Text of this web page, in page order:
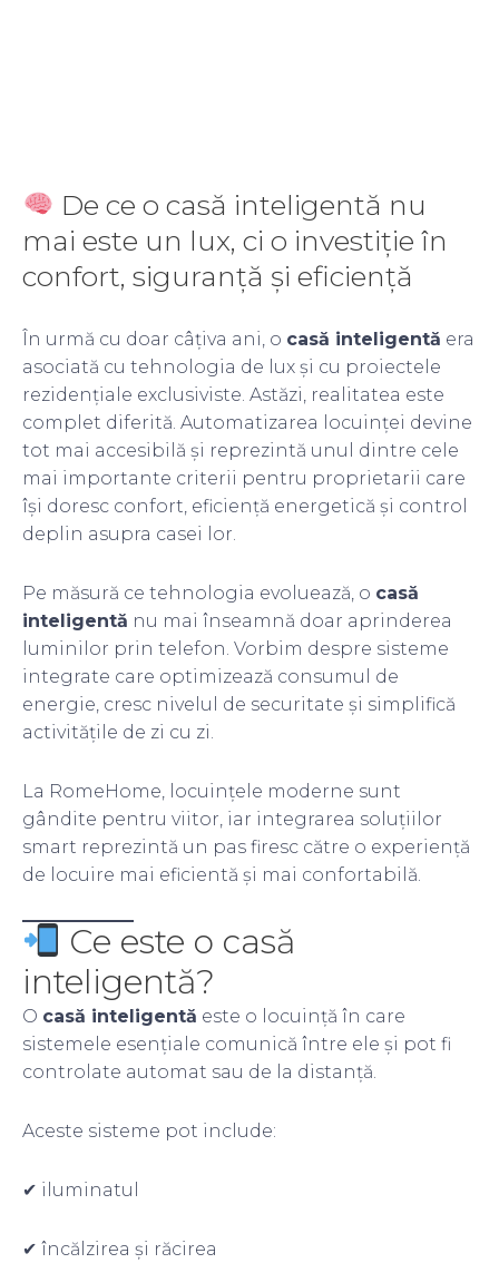
De ce o casă inteligentă nu
mai este un lux, ci o investiție în
confort, siguranță și eficiență
În urmă cu doar câțiva ani, o casă inteligentă era
asociată cu tehnologia de lux și cu proiectele
rezidențiale exclusiviste. Astăzi, realitatea este
complet diferită. Automatizarea locuinței devine
tot mai accesibilă și reprezintă unul dintre cele
mai importante criterii pentru proprietarii care
își doresc confort, eficiență energetică și control
deplin asupra casei lor.
Pe măsură ce tehnologia evoluează, o casă
inteligentă nu mai înseamnă doar aprinderea
luminilor prin telefon. Vorbim despre sisteme
integrate care optimizează consumul de
energie, cresc nivelul de securitate și simplifică
activitățile de zi cu zi.
La RomeHome, locuințele moderne sunt
gândite pentru viitor, iar integrarea soluțiilor
smart reprezintă un pas firesc către o experiență
de locuire mai eficientă și mai confortabilă.
Ce este o casă
inteligentă?
O casă inteligentă este o locuință în care
sistemele esențiale comunică între ele și pot fi
controlate automat sau de la distanță.
Aceste sisteme pot include:
✔ iluminatul
✔ încălzirea și răcirea